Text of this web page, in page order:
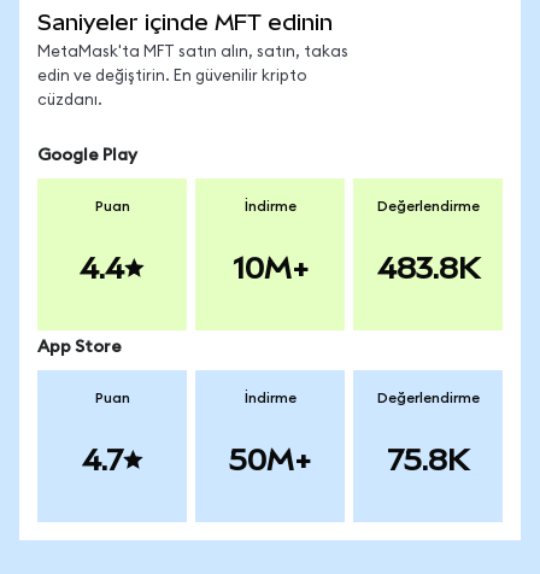
Saniyeler içinde MFT edinin
MetaMask'ta MFT satın alın, satın, takas
edin ve değiştirin. En güvenilir kripto
cüzdanı.
Google Play
Puan
4.4
İndirme
10M+
Değerlendirme
483.8K
App Store
Puan
4.7
İndirme
50M+
Değerlendirme
75.8K